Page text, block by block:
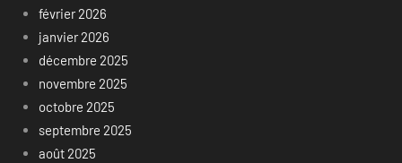
février 2026
janvier 2026
décembre 2025
novembre 2025
octobre 2025
septembre 2025
août 2025